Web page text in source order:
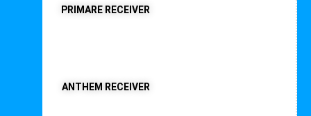
PRIMARE RECEIVER
ANTHEM RECEIVER